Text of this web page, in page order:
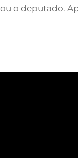
o deputado.